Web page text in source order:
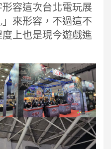
容這次台北電玩展
來形容，不過這不
上也是現今遊戲進